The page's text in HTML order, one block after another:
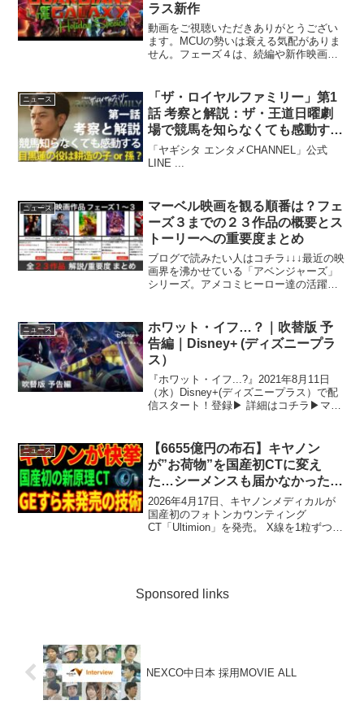
ラス新作
動画をご視聴いただきありがとうござい
ます。MCUの勢いは衰える気配がありま
せん。フェーズ４は、続編や新作映画の
ています。今回は、これまでに判明して
いる配信予定または制作...
ニュース
「ザ・ロイヤルファミリー」第1
話 考察と解説：ザ・王道日曜劇
場で競馬を知らなくても感動する
ファミリー物語！目黒蓮の役は耕
造の子か孫だろう
「ヤギシタ エンタメCHANNEL」公式
LINE ...
ニュース
マーベル映画を観る順番は？フェ
ーズ３までの２３作品の概要とス
トーリーへの重要度まとめ
ブログで読みたい人はコチラ↓↓↓最近の映
画界を沸かせている「アベンジャーズ」
シリーズ。アメコミヒーロー達の活躍を
上！今後も盛り上がる事間違いナシのマ
ーベル映画ですが、過...
ニュース
ホワット・イフ…？｜吹替版 予
告編｜Disney+ (ディズニープラ
ス）
『ホワット・イフ...?』2021年8月11日
（水）Disney+(ディズニープラス）で配
信スタート！登録▶︎ 詳細はコチラ▶︎マー
ム』ぶりにアベンジャーズが集結！ヒ
ー...
ニュース
【6655億円の布石】キヤノン
が”お荷物”を国産初CTに変え
た…シーメンスも届かなかった技
術とは
2026年4月17日、キヤノンメディカルが
国産初のフォトンカウンティング
CT「Ultimion」を発売。 X線を1粒ずつ数
Sponsored links
NEXCO中日本 採用MOVIE ALL